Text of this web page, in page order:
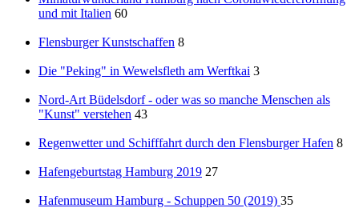
und mit Italien 60
Flensburger Kunstschaffen 8
Die "Peking" in Wewelsfleth am Werftkai 3
Nord-Art Büdelsdorf - oder was so manche Menschen als
"Kunst" verstehen 43
Regenwetter und Schifffahrt durch den Flensburger Hafen 8
Hafengeburtstag Hamburg 2019 27
Hafenmuseum Hamburg - Schuppen 50 (2019) 35